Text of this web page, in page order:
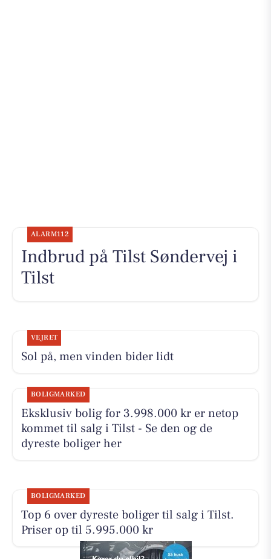
ALARM112
Indbrud på Tilst Søndervej i
Tilst
VEJRET
Sol på, men vinden bider lidt
BOLIGMARKED
Eksklusiv bolig for 3.998.000 kr er netop
kommet til salg i Tilst - Se den og de
dyreste boliger her
BOLIGMARKED
Top 6 over dyreste boliger til salg i Tilst.
Priser op til 5.995.000 kr